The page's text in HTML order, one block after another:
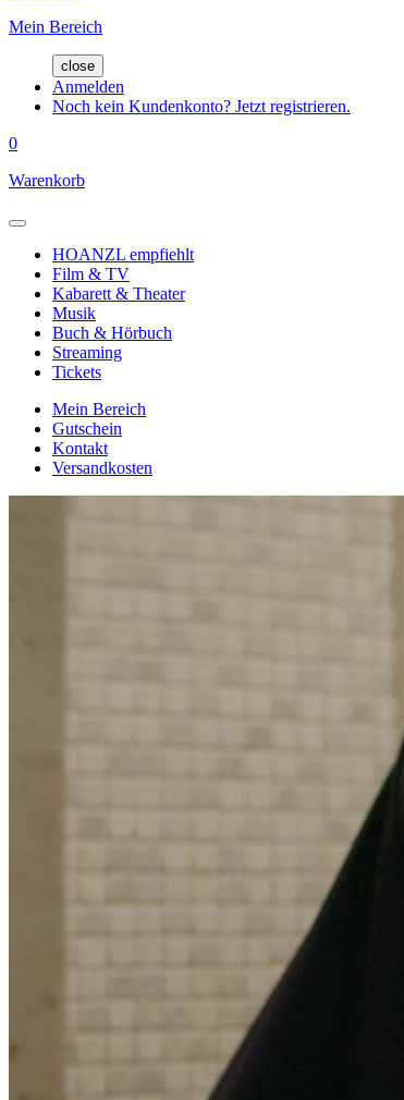
Mein Bereich
close
Anmelden
Noch kein Kundenkonto? Jetzt registrieren.
0
Warenkorb
HOANZL empfiehlt
Film & TV
Kabarett & Theater
Musik
Buch & Hörbuch
Streaming
Tickets
Mein Bereich
Gutschein
Kontakt
Versandkosten